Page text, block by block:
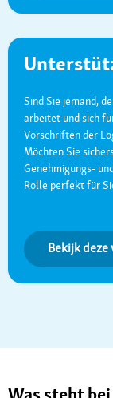
Sind Sie jemand,
arbeitet und sich
Vorschriften der
Möchten Sie
Genehmigungs-
Rolle perfekt für
Bekijk deze